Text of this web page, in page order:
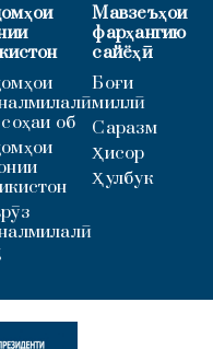
об
Мавзеъҳои
фарҳангию
сайёҳӣ
Боғи
миллӣ
Саразм
Ҳисор
Ҳулбук